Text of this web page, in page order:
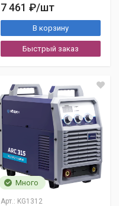
7 461 ₽/шт
В корзину
Быстрый заказ
Много
Арт.: KG1312